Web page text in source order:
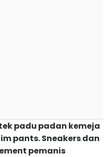
padu padan kemeja
pants. Sneakers dan
pemanis